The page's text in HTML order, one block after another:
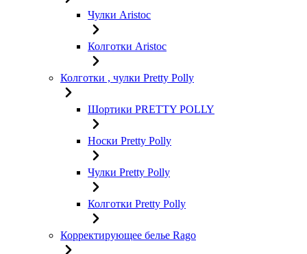
Чулки Aristoc
Колготки Aristoc
Колготки , чулки Pretty Polly
Шортики PRETTY POLLY
Носки Pretty Polly
Чулки Pretty Polly
Колготки Pretty Polly
Корректирующее белье Rago